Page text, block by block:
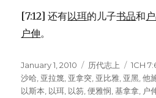
[7:12] 还有以珥的儿子书品和
户伸。
Posted
on
January 1, 2010 Categories
历代志上 Tags
1CH
沙哈 亚拉篾 亚拿突 亚比雅 亚黑 ,他
以斯本 以珥 以笏 ,便雅悯 ,基拿拿 户